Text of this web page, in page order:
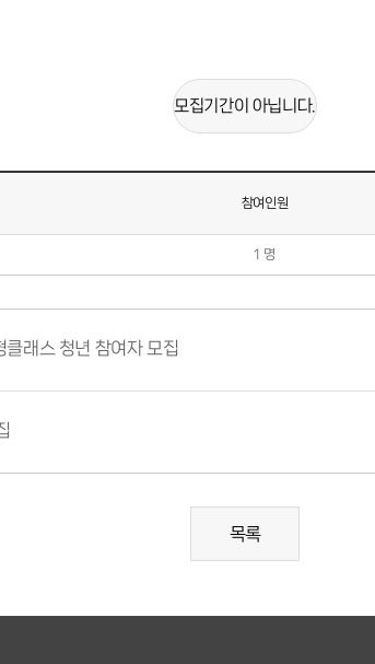
모집기간이 아닙니다.
참여인원
1 명
래스 청년 참여자 모집
목록